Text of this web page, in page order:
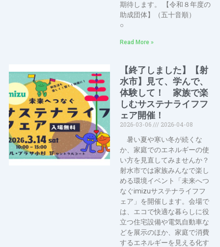
期待します。 【令和８年度の
助成団体】（五十音順）
○
Read More »
【終了しました】【射
水市】見て、学んで、
体験して！ 家族で楽
しむサステナライフフ
ェア開催！
2026-03-06
2026-04-08
暑い夏や寒い冬が続くな
か、家庭でのエネルギーの使
い方を見直してみませんか？
射水市では家族みんなで楽し
める環境イベント「未来へつ
なぐimizuサステナライフフ
ェア」を開催します。会場で
は、エコで快適な暮らしに役
立つ住宅設備や電気自動車な
どを展示のほか、家庭で消費
するエネルギーを見える化す